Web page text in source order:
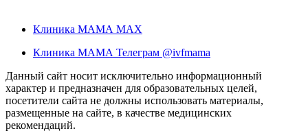
Клиника МАМА MAX
Клиника МАМА Телеграм @ivfmama
Данный сайт носит исключительно информационный
характер и предназначен для образовательных целей,
посетители сайта не должны использовать материалы,
размещенные на сайте, в качестве медицинских
рекомендаций.